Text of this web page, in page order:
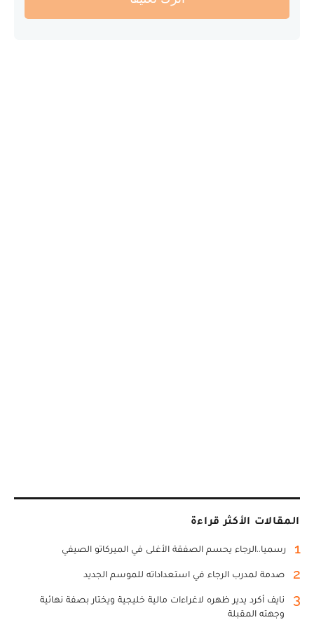
المقالات الأكثر قراءة
1 رسميا..الرجاء يحسم الصفقة الأغلى في الميركاتو الصيفي
2 صدمة لمدرب الرجاء في استعداداته للموسم الجديد
3
نايف أكرد يدير ظهره لاغراءات مالية خليجية ويختار بصفة نهائية
وجهته المقبلة